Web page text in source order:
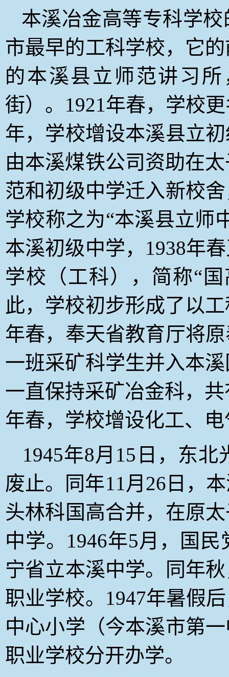
本溪冶金高等专科学
市最早的工科学校，它
的本溪县立师范讲习
街）。1921年春，学校
年，学校增设本溪县立
由本溪煤铁公司资助在
范和初级中学迁入新校
学校称之为“本溪县立师
本溪初级中学，1938年
学校（工科），简称“
此，学校初步形成了以
年春，奉天省教育厅将
一班采矿科学生并入本
一直保持采矿冶金科，
年春，学校增设化工、
1945年8月15日 ，东北
废止。同年11月26日，
头林科国高合并，在原
中学。1946年5月，国
宁省立本溪中学。同年
职业学校。1947年暑假
中心小学（今本溪市第
职业学校分开办学。